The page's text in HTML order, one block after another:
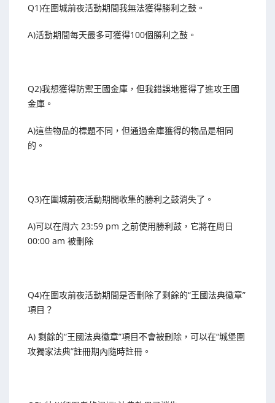
Q1)在圍城前夜活動期間我無法獲得勝利之鼓。
A)活動期間每天最多可獲得100個勝利之鼓。
Q2)我想獲得防禦王國金庫，但我錯誤地獲得了進攻王國
金庫。
A)這些物品的標題不同，但通過金庫獲得的物品是相同
的。
Q3)在圍城前夜活動期間收集的勝利之鼓消失了。
A)可以在周六 23:59 pm 之前使用勝利鼓，它將在周日
00:00 am 被刪除
Q4)在圍攻前夜活動期間是否刪除了剩餘的“王國法典徽章”
項目？
A) 剩餘的“王國法典徽章”項目不會被刪除，可以在“城堡圍
攻獨家法典”註冊期內隨時註冊。